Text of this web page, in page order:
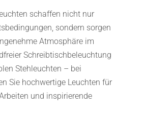
schaffen nicht nur
sondern sorgen
Atmosphäre im
Schreibtischbeleuchtung
Stehleuchten – bei
Sie hochwertige Leuchten für
und inspirierende